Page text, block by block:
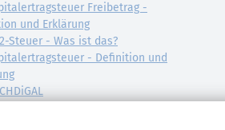
Freibetrag -
und Erklärung
Steuer - Was ist das?
- Definition und